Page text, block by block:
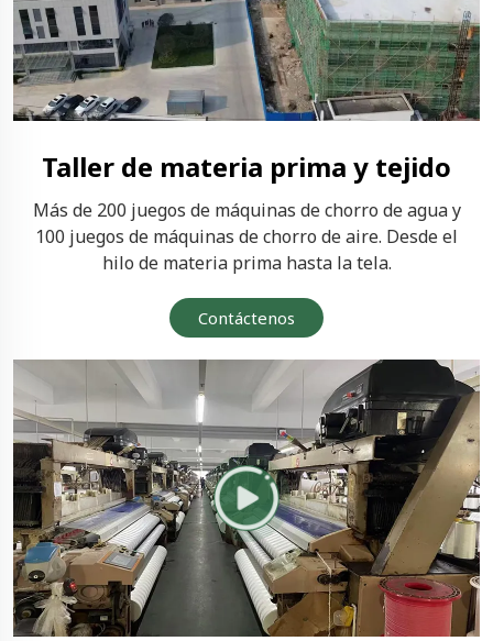
Taller de materia prima y tejido
Más de 200 juegos de máquinas de chorro de agua y
100 juegos de máquinas de chorro de aire. Desde el
hilo de materia prima hasta la tela.
Contáctenos